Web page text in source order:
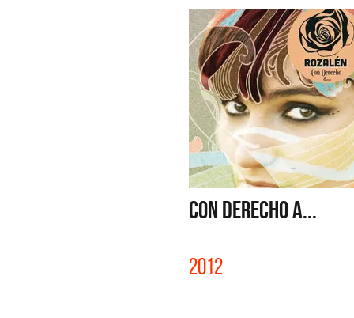
CON DERECHO A...
2012